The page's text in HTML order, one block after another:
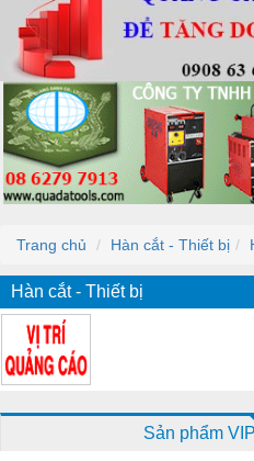
Trang chủ Hàn cắt - Thiết bị
Hàn cắt - Thiết bị
Sản phẩm